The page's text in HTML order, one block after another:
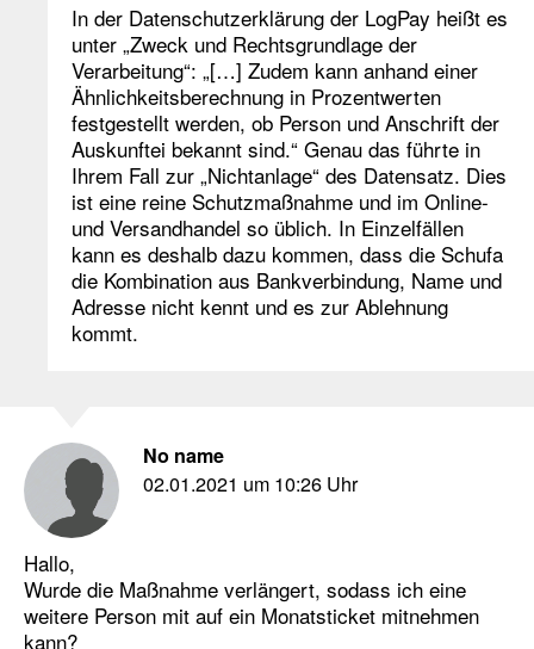
In der Datenschutzerklärung der LogPay heißt es
unter „Zweck und Rechtsgrundlage der
Verarbeitung“: „[…] Zudem kann anhand einer
Ähnlichkeitsberechnung in Prozentwerten
festgestellt werden, ob Person und Anschrift der
Auskunftei bekannt sind.“ Genau das führte in
Ihrem Fall zur „Nichtanlage“ des Datensatz. Dies
ist eine reine Schutzmaßnahme und im Online-
und Versandhandel so üblich. In Einzelfällen
kann es deshalb dazu kommen, dass die Schufa
die Kombination aus Bankverbindung, Name und
Adresse nicht kennt und es zur Ablehnung
kommt.
No name
02.01.2021 um 10:26 Uhr
Hallo,
Wurde die Maßnahme verlängert, sodass ich eine
weitere Person mit auf ein Monatsticket mitnehmen
kann?